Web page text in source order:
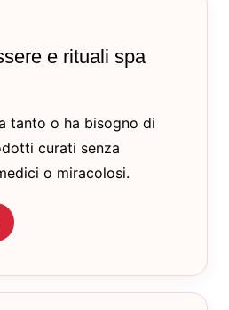
e rituali spa
tanto o ha bisogno di
curati senza
o miracolosi.